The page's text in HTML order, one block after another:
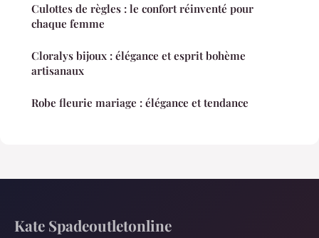
Culottes de règles : le confort réinventé pour
chaque femme
Cloralys bijoux : élégance et esprit bohème
artisanaux
Robe fleurie mariage : élégance et tendance
Kate Spadeoutletonline